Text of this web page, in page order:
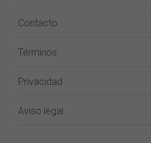
Contacto
Términos
Privacidad
Aviso legal